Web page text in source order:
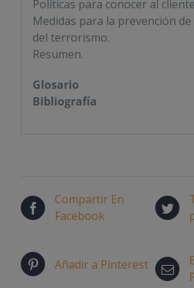
Políticas para conocer al cliente
Medidas para la prevención
del terrorismo.
Resumen.
Glosario
Bibliografía
Compartir En
Facebook
Añadir a Pinterest